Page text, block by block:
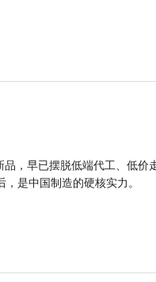
，早已摆脱低端代工、低
是中国制造的硬核实力。